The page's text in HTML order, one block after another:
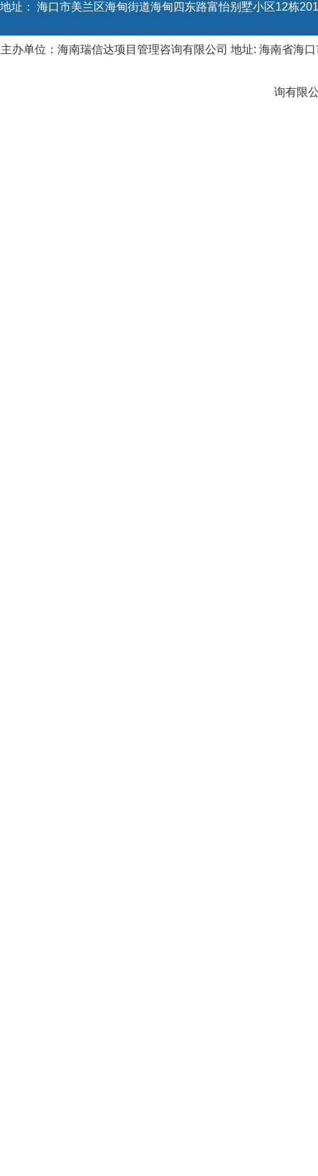
地址： 海口市美兰区海甸街道海甸四东路富怡别墅小区12栋
主办单位：海南瑞信达项目管理咨询有限公司 地址: 海南省海
询有限